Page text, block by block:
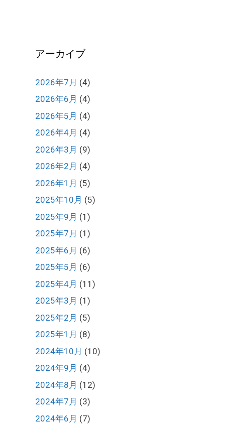
アーカイブ
2026年7月 (4)
2026年6月 (4)
2026年5月 (4)
2026年4月 (4)
2026年3月 (9)
2026年2月 (4)
2026年1月 (5)
2025年10月 (5)
2025年9月 (1)
2025年7月 (1)
2025年6月 (6)
2025年5月 (6)
2025年4月 (11)
2025年3月 (1)
2025年2月 (5)
2025年1月 (8)
2024年10月 (10)
2024年9月 (4)
2024年8月 (12)
2024年7月 (3)
2024年6月 (7)